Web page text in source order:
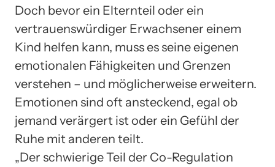
Doch bevor ein Elternteil oder ein
vertrauenswürdiger Erwachsener einem
Kind helfen kann, muss es seine eigenen
emotionalen Fähigkeiten und Grenzen
verstehen – und möglicherweise erweitern.
Emotionen sind oft ansteckend, egal ob
jemand verärgert ist oder ein Gefühl der
Ruhe mit anderen teilt.
„Der schwierige Teil der Co-Regulation